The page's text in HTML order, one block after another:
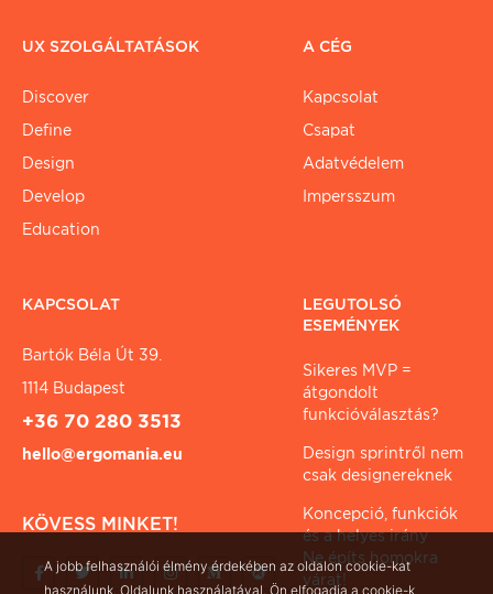
UX SZOLGÁLTATÁSOK
Discover
Define
Design
Develop
Education
A CÉG
Kapcsolat
Csapat
Adatvédelem
Impersszum
KAPCSOLAT
Bartók Béla Út 39.
1114 Budapest
+36 70 280 3513
hello@ergomania.eu
KÖVESS MINKET!
LEGUTOLSÓ
ESEMÉNYEK
Sikeres MVP =
átgondolt
funkcióválasztás?
Design sprintről nem
csak designereknek
Koncepció, funkciók
és a helyes irány
Ne építs homokra
várat!
A jobb felhasználói élmény érdekében az oldalon cookie-kat
használunk. Oldalunk használatával, Ön elfogadja a cookie-k